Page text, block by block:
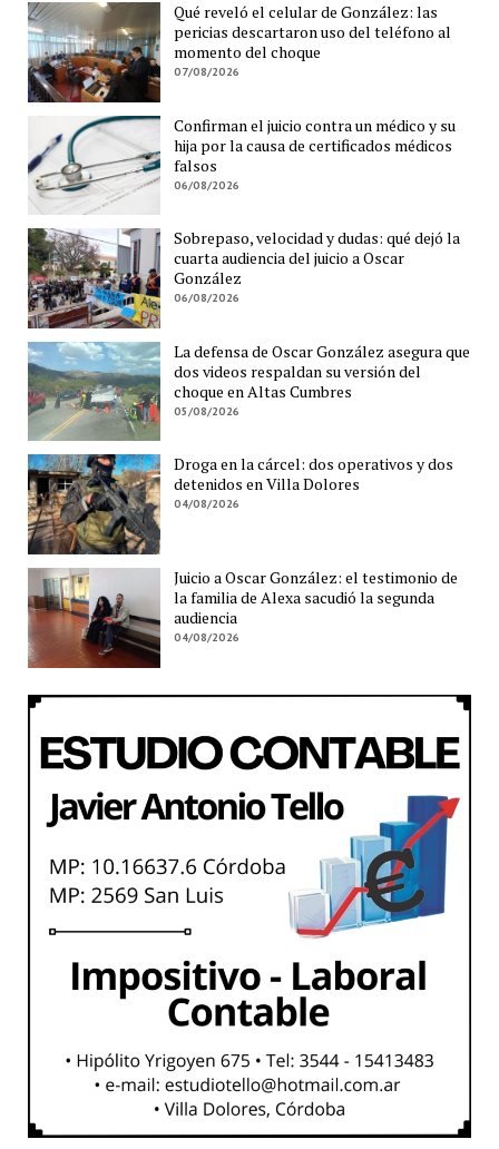
Qué reveló el celular de González: las
pericias descartaron uso del teléfono al
momento del choque
07/08/2026
Confirman el juicio contra un médico y su
hija por la causa de certificados médicos
falsos
06/08/2026
Sobrepaso, velocidad y dudas: qué dejó la
cuarta audiencia del juicio a Oscar
González
06/08/2026
La defensa de Oscar González asegura que
dos videos respaldan su versión del
choque en Altas Cumbres
05/08/2026
Droga en la cárcel: dos operativos y dos
detenidos en Villa Dolores
04/08/2026
Juicio a Oscar González: el testimonio de
la familia de Alexa sacudió la segunda
audiencia
04/08/2026